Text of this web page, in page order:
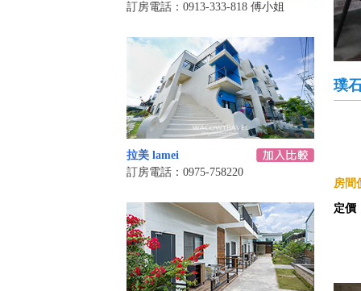
訂房電話：0913-333-818 傅小姐
拉美 lamei
訂房電話：0975-758220
璞
房間
定價